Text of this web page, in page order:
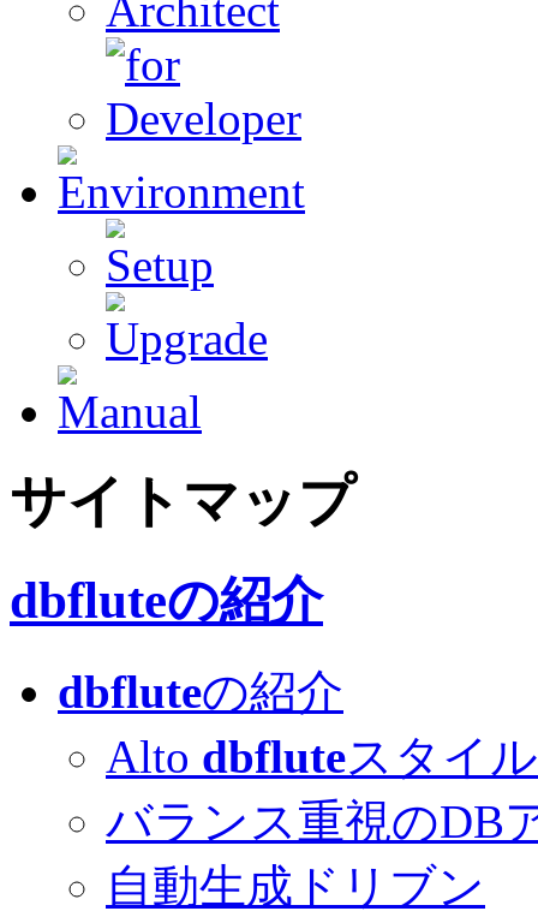
サイトマップ
dbfluteの紹介
dbfluteの紹介
Alto dbfluteスタイル
バランス重視のDB
自動生成ドリブン